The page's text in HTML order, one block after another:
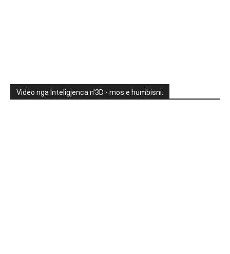
Video nga Inteligjenca n'3D - mos e humbisni: